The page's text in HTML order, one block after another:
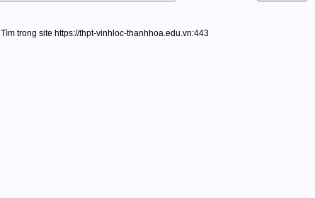
Tìm trong site https://thpt-vinhloc-thanhhoa.edu.vn:443